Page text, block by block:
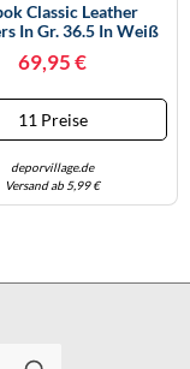
Classic Leather
In Gr. 36.5 In Weiß
69,95 €
11 Preise
deporvillage.de
Versand ab 5,99 €